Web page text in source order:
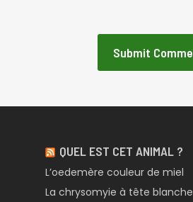
QUEL EST CET ANIMAL ?
L’oedemère couleur de miel
La chrysomyie à tête blanche